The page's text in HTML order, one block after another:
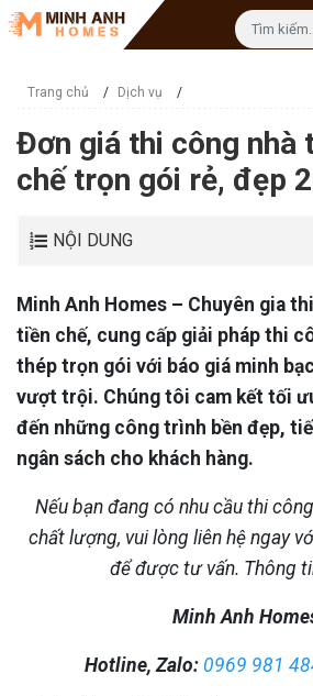
Trang chủ / Dịch vụ /
Đơn giá thi công nhà
chế trọn gói rẻ, đẹp
NỘI DUNG
Minh Anh Homes – Chuyên gia
tiền chế, cung cấp giải pháp thi
thép trọn gói với báo giá minh
vượt trội. Chúng tôi cam kết tối
đến những công trình bền đẹp,
ngân sách cho khách hàng.
Nếu bạn đang có nhu cầu thi
chất lượng, vui lòng liên hệ ngay
để được tư vấn. Thông
Minh Anh
Hotline, Zalo: 0969 981